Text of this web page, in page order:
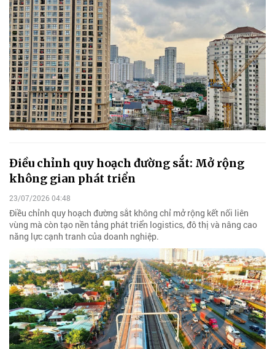
Điều chỉnh quy hoạch đường sắt: Mở rộng
không gian phát triển
23/07/2026 04:48
Điều chỉnh quy hoạch đường sắt không chỉ mở rộng kết nối liên
vùng mà còn tạo nền tảng phát triển logistics, đô thị và nâng cao
năng lực cạnh tranh của doanh nghiệp.